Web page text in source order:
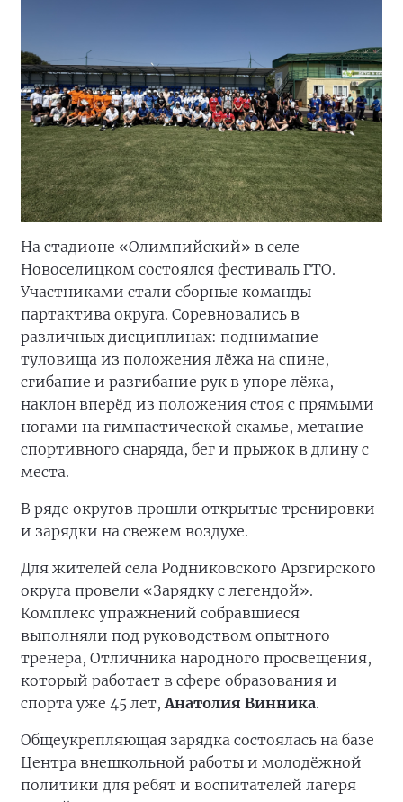
На стадионе «Олимпийский» в селе
Новоселицком состоялся фестиваль ГТО.
Участниками стали сборные команды
партактива округа. Соревновались в
различных дисциплинах: поднимание
туловища из положения лёжа на спине,
сгибание и разгибание рук в упоре лёжа,
наклон вперёд из положения стоя с прямыми
ногами на гимнастической скамье, метание
спортивного снаряда, бег и прыжок в длину с
места.
В ряде округов прошли открытые тренировки
и зарядки на свежем воздухе.
Для жителей села Родниковского Арзгирского
округа провели «Зарядку с легендой».
Комплекс упражнений собравшиеся
выполняли под руководством опытного
тренера, Отличника народного просвещения,
который работает в сфере образования и
спорта уже 45 лет, Анатолия Винника.
Общеукрепляющая зарядка состоялась на базе
Центра внешкольной работы и молодёжной
политики для ребят и воспитателей лагеря